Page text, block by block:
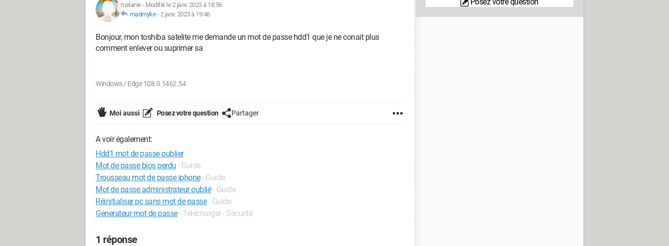
melanie- Modifié le 2 janv. 2023 à 18:56
madmyke-2 janv. 2023 à 19:46
Bonjour, mon toshiba satelite me demande un mot de passe hdd1 que je ne conait plus
comment enlever ou suprimer sa
Windows / Edge 108.0.1462.54
Moi aussi Posez votre question Partager
A voir également:
Hdd1 mot de passe oublier
Mot de passe bios perdu - Guide
Trousseau mot de passe iphone- Guide
Mot de passe administrateur oublié - Guide
Réinitialiser pc sans mot de passe - Guide
Generateur mot de passe- Télécharger - Sécurité
1 réponse